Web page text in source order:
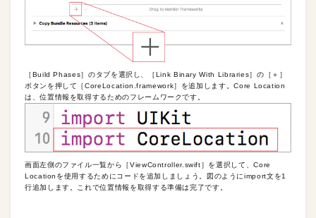
［Build Phases］のタブを選択し、［Link Binary With Libraries］の［＋］
ボタンを押して［CoreLocation.framework］を追加します。Core Location
は、位置情報を取得するためのフレームワークです。
画面左側のファイル一覧から［ViewController.swift］を選択して、Core
Locationを使用するためにコードを追加しましょう。図のようにimport文を1
行追加します。これで位置情報を取得する準備は完了です。